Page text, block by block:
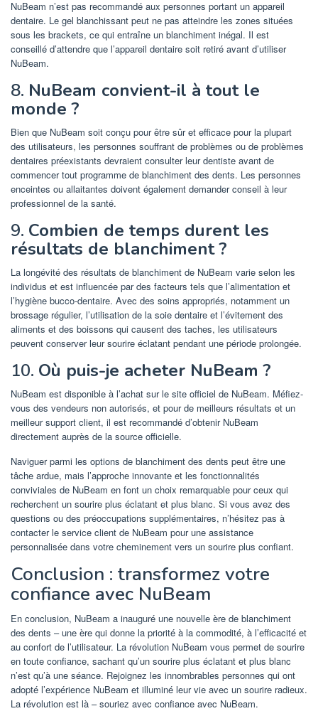
NuBeam n’est pas recommandé aux personnes portant un appareil
dentaire. Le gel blanchissant peut ne pas atteindre les zones situées
sous les brackets, ce qui entraîne un blanchiment inégal. Il est
conseillé d’attendre que l’appareil dentaire soit retiré avant d’utiliser
NuBeam.
8. NuBeam convient-il à tout le
monde ?
Bien que NuBeam soit conçu pour être sûr et efficace pour la plupart
des utilisateurs, les personnes souffrant de problèmes ou de problèmes
dentaires préexistants devraient consulter leur dentiste avant de
commencer tout programme de blanchiment des dents. Les personnes
enceintes ou allaitantes doivent également demander conseil à leur
professionnel de la santé.
9. Combien de temps durent les
résultats de blanchiment ?
La longévité des résultats de blanchiment de NuBeam varie selon les
individus et est influencée par des facteurs tels que l’alimentation et
l’hygiène bucco-dentaire. Avec des soins appropriés, notamment un
brossage régulier, l’utilisation de la soie dentaire et l’évitement des
aliments et des boissons qui causent des taches, les utilisateurs
peuvent conserver leur sourire éclatant pendant une période prolongée.
10. Où puis-je acheter NuBeam ?
NuBeam est disponible à l’achat sur le site officiel de NuBeam. Méfiez-
vous des vendeurs non autorisés, et pour de meilleurs résultats et un
meilleur support client, il est recommandé d’obtenir NuBeam
directement auprès de la source officielle.
Naviguer parmi les options de blanchiment des dents peut être une
tâche ardue, mais l’approche innovante et les fonctionnalités
conviviales de NuBeam en font un choix remarquable pour ceux qui
recherchent un sourire plus éclatant et plus blanc. Si vous avez des
questions ou des préoccupations supplémentaires, n’hésitez pas à
contacter le service client de NuBeam pour une assistance
personnalisée dans votre cheminement vers un sourire plus confiant.
Conclusion : transformez votre
confiance avec NuBeam
En conclusion, NuBeam a inauguré une nouvelle ère de blanchiment
des dents – une ère qui donne la priorité à la commodité, à l’efficacité et
au confort de l’utilisateur. La révolution NuBeam vous permet de sourire
en toute confiance, sachant qu’un sourire plus éclatant et plus blanc
n’est qu’à une séance. Rejoignez les innombrables personnes qui ont
adopté l’expérience NuBeam et illuminé leur vie avec un sourire radieux.
La révolution est là – souriez avec confiance avec NuBeam.